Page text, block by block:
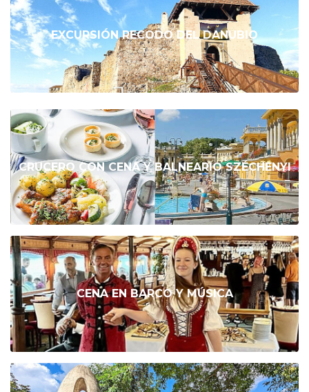
EXCURSIÓN RECODO DEL DANUBIO
CRUCERO CON CENA Y BALNEARIO SZÉCHENYI
CENA EN BARCO Y MÚSICA